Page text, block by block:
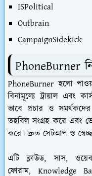
ISPolitical
Outbrain
CampaignSidekick
PhoneBurner
PhoneBurner হলো
বিনামূল্যে ট্রায়াল এবং
ভাবে প্রচার ও
তহবিল সংগ্রহ করে এবং
করে। দ্রুত সেটআপ ও
এটি ক্লাউড, সাস,
ফোরাম, Knowledge